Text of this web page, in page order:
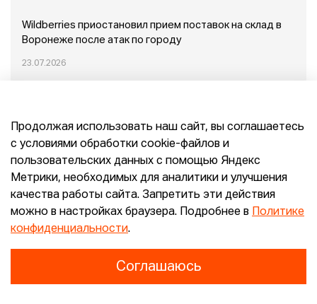
Wildberries приостановил прием поставок на склад в
Воронеже после атак по городу
23.07.2026
Конец эпохи маркетплейсов: прогнозы сооснователя
Mr.Doors Максима Валецкого
26.06.2026
КонфиденциальностьСогласие
Продолжая использовать наш сайт, вы соглашаетесь
с условиями обработки cookie-файлов и
пользовательских данных с помощью Яндекс
Метрики, необходимых для аналитики и улучшения
качества работы сайта. Запретить эти действия
можно в настройках браузера. Подробнее в
Политике
конфиденциальности.
Соглашаюсь